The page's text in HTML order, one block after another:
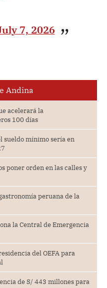
7, 2026
Andina
acelerará la
100 días
sueldo mínimo sería en
poner orden en las calles y
peruana de la
la Central de Emergencia
del OEFA para
de S/ 443 millones para